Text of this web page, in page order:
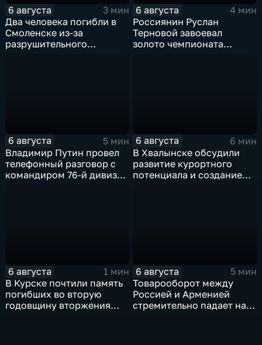
6 августа
3 мин
Два человека погибли в
Смоленске из-за
разрушительного
6 августа
4 мин
Россиянин Руслан
Терновой завоевал
золото чемпионата
6 августа
5 мин
Владимир Путин провел
телефонный разговор с
командиром 76-й дивизии
6 августа
6 мин
В Хвалынске обсудили
развитие курортного
потенциала и создание
6 августа
1 мин
В Курске почтили память
погибших во вторую
годовщину вторжения
6 августа
5 мин
Товарооборот между
Россией и Арменией
стремительно падает на